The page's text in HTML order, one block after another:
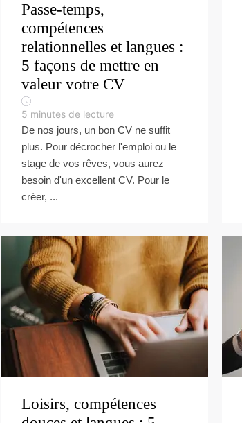
Passe-temps,
compétences
relationnelles et langues :
5 façons de mettre en
valeur votre CV
5 minutes de lecture
De nos jours, un bon CV ne suffit
plus. Pour décrocher l'emploi ou le
stage de vos rêves, vous aurez
besoin d'un excellent CV. Pour le
créer, ...
Loisirs, compétences